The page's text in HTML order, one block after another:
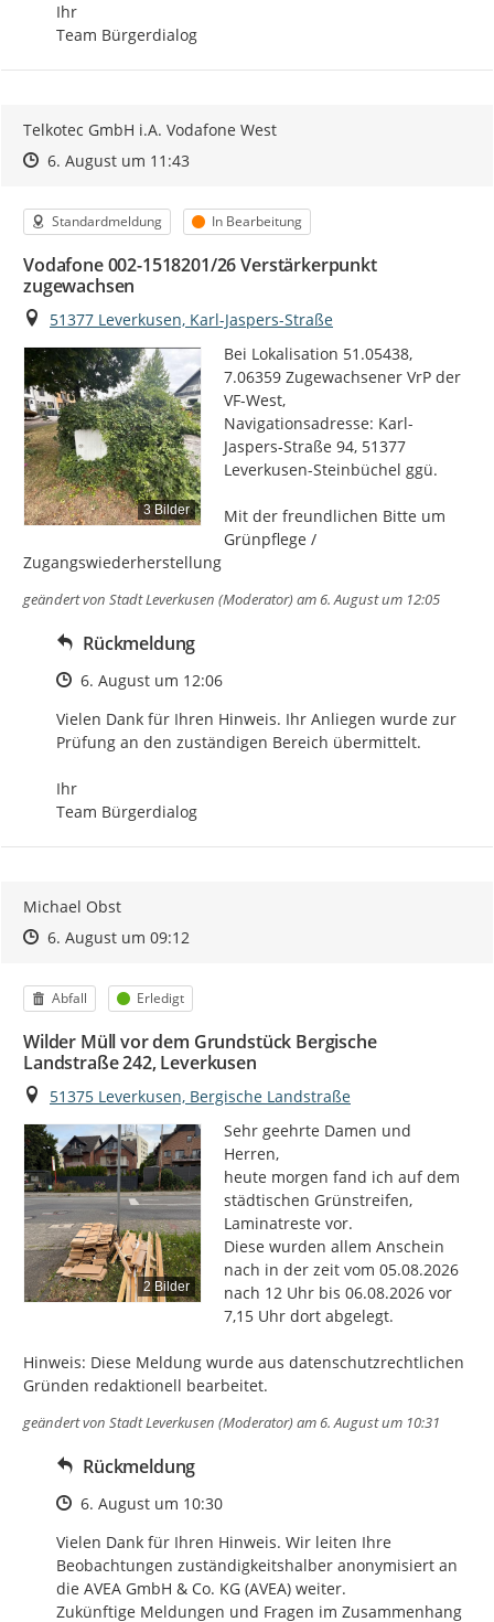
Ihr
Team Bürgerdialog
Telkotec GmbH i.A. Vodafone West
Zeitpunkt des Erstellens
Zeitpunkt des Erstellens
6. August um 11:43Zur Äußerung
Kategorie
Standardmeldung Status
In Bearbeitung
Vodafone 002-1518201/26 Verstärkerpunkt
zugewachsen
Ort
51377 Leverkusen, Karl-Jaspers-Straße
3 Bilder
Bei Lokalisation 51.05438,
7.06359 Zugewachsener VrP der
VF-West,
Navigationsadresse: Karl-
Jaspers-Straße 94, 51377
Leverkusen-Steinbüchel ggü.
Mit der freundlichen Bitte um
Grünpflege /
Zugangswiederherstellung
geändert von Stadt Leverkusen (Moderator)am 6. August um 12:05
Rückmeldung
Zeitpunkt des Erstellens
6. August um 12:06
Vielen Dank für Ihren Hinweis. Ihr Anliegen wurde zur
Prüfung an den zuständigen Bereich übermittelt.
Ihr
Team Bürgerdialog
Michael Obst
Zeitpunkt des Erstellens
Zeitpunkt des Erstellens
6. August um 09:12Zur Äußerung
Kategorie
Abfall Status
Erledigt
Wilder Müll vor dem Grundstück Bergische
Landstraße 242, Leverkusen
Ort
51375 Leverkusen, Bergische Landstraße
2 Bilder
Sehr geehrte Damen und
Herren,
heute morgen fand ich auf dem
städtischen Grünstreifen,
Laminatreste vor.
Diese wurden allem Anschein
nach in der zeit vom 05.08.2026
nach 12 Uhr bis 06.08.2026 vor
7,15 Uhr dort abgelegt.
Hinweis: Diese Meldung wurde aus datenschutzrechtlichen
Gründen redaktionell bearbeitet.
geändert von Stadt Leverkusen (Moderator)am 6. August um 10:31
Rückmeldung
Zeitpunkt des Erstellens
6. August um 10:30
Vielen Dank für Ihren Hinweis. Wir leiten Ihre
Beobachtungen zuständigkeitshalber anonymisiert an
die AVEA GmbH & Co. KG (AVEA) weiter.
Zukünftige Meldungen und Fragen im Zusammenhang